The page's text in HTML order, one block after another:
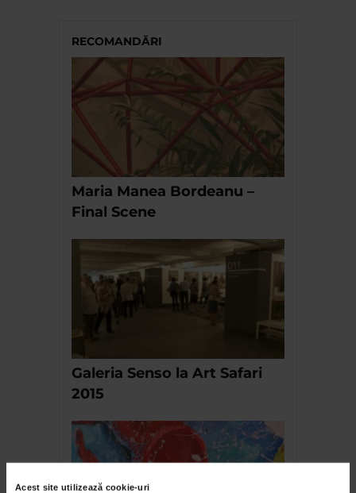
Acest site utilizează cookie-uri
RECOMANDĂRI
Maria Manea Bordeanu –
Final Scene
Galeria Senso la Art Safari
2015